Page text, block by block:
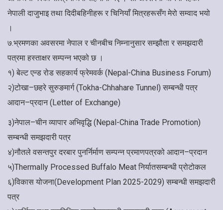
नेपाली दाजुभाइ तथा दिदीबहिनीहरू र चिनियाँ मित्रहरूसँग मेरो सम्वाद भयो
।
७.भ्रमणका अवसरमा नेपाल र चीनबीच निम्नानुसार सम्झौता र समझदारी
पत्रमा हस्ताक्षर सम्पन्न भएको छ ।
१) बेल्ट एन्ड रोड सहकार्य फ्रेमवर्क (Nepal-China Business Forum)
२)टोखा–छहरे सुरुङमार्ग (Tokha-Chhahare Tunnel) सम्बन्धी पत्र
आदान–प्रदान (Letter of Exchange)
३)नेपाल–चीन व्यापार अभिवृद्धि (Nepal-China Trade Promotion)
सम्बन्धी समझदारी पत्र
४)नौतले वसन्तपुर दरबार पुनर्निर्माण सम्पन्न प्रमाणपत्रको आदान–प्रदान
५)Thermally Processed Buffalo Meat निर्यातसम्बन्धी प्रोटोकल
६)विकास योजना(Development Plan 2025-2029) सम्बन्धी समझदारी
पत्र